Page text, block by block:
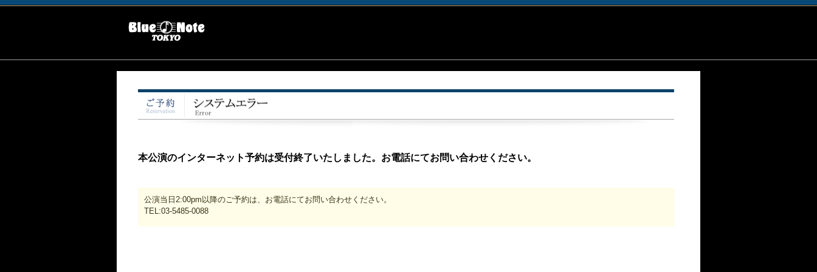
本公演のインターネット予約は受付終了いたしました。お電話にてお問い合わせください。
公演当日2:00pm以降のご予約は、お電話にてお問い合わせください。
TEL:03-5485-0088